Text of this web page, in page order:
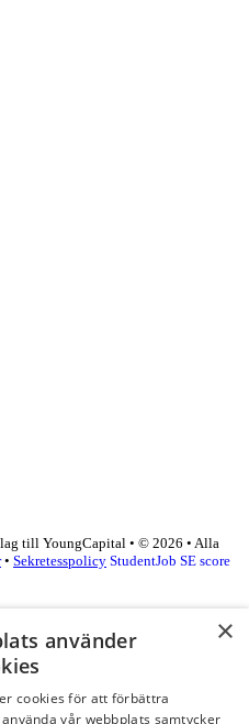
till YoungCapital • © 2026 • Alla
• Sekretesspolicy StudentJob SE score
×
använder
cookies för att förbättra
vår webbplats samtycker